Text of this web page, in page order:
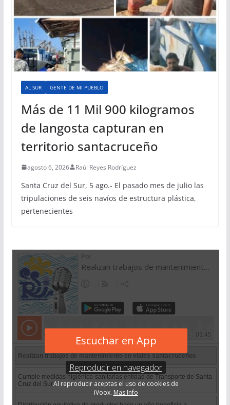
AL SUR GENTE DE MI PUEBLO
Más de 11 Mil 900 kilogramos
de langosta capturan en
territorio santacruceño
agosto 6, 2026 Raúl Reyes Rodríguez
Santa Cruz del Sur, 5 ago.- El pasado mes de julio las
tripulaciones de seis navíos de estructura plástica,
pertenecientes